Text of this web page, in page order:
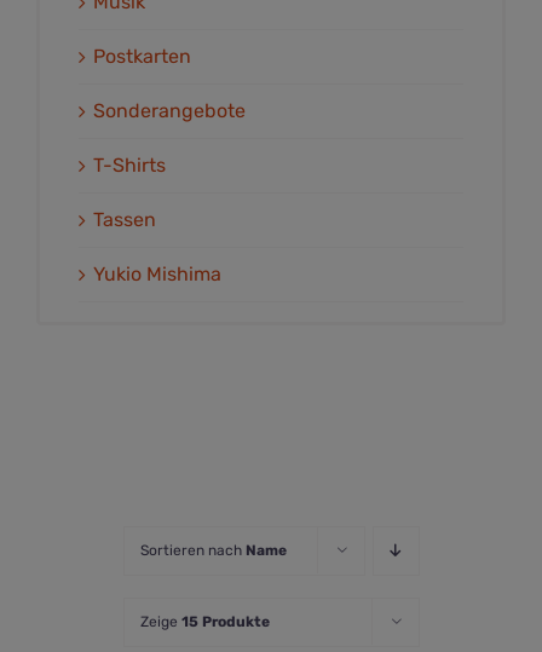
Sortieren nach Name
Zeige 15 Produkte
Postkarten
Sonderangebote
T-Shirts
Tassen
Yukio Mishima